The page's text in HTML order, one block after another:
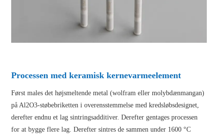
Processen med keramisk kernevarmeelement
Først males det højsmeltende metal (wolfram eller molybdænmangan)
på Al2O3-støbebriketten i overensstemmelse med kredsløbsdesignet,
derefter endnu et lag sintringsadditiver. Derefter gentages processen
for at bygge flere lag. Derefter sintres de sammen under 1600 °C